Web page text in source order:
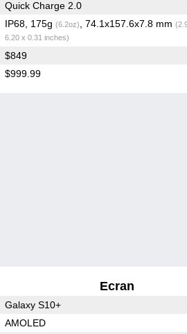
Quick Charge 2.0
IP68, 175g (6.2oz) , 74.1x157.6x7.8 mm
6.20 x 0.31 inches)
$849
$999.99
Ecran
Galaxy S10+
AMOLED